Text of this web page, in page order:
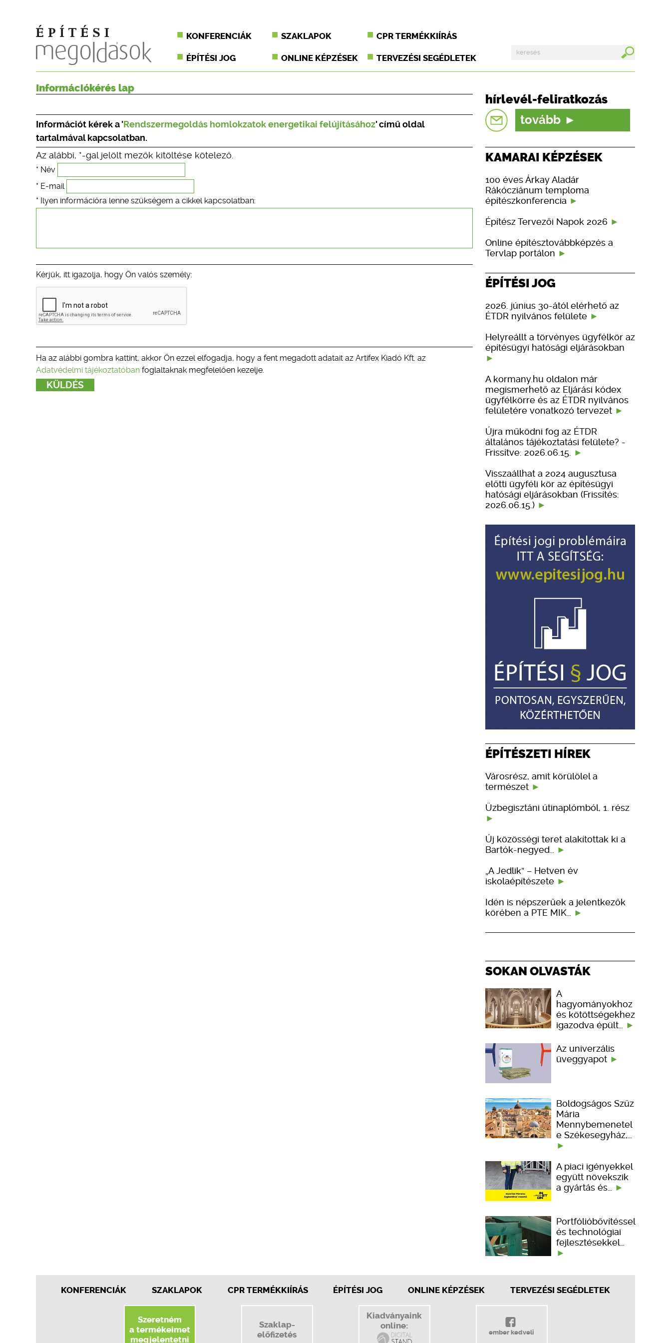
KONFERENCIÁK SZAKLAPOK CPR TERMÉKKIÍRÁS
ÉPÍTÉSI JOG ONLINE KÉPZÉSEK TERVEZÉSI SEGÉDLETEK
Információkérés lap
Információt kérek a 'Rendszermegoldás homlokzatok energetikai felújításához' című oldal
tartalmával kapcsolatban.
Az alábbi, *-gal jelölt mezők kitöltése kötelező.
* Név
* E-mail
* Ilyen információra lenne szükségem a cikkel kapcsolatban:
Kérjük, itt igazolja, hogy Ön valós személy:
Ha az alábbi gombra kattint, akkor Ön ezzel elfogadja, hogy a fent megadott adatait az Artifex Kiadó Kft. az
Adatvédelmi tájékoztatóban foglaltaknak megfelelően kezelje.
hírlevél-feliratkozás
tovább
KAMARAI KÉPZÉSEK
100 éves Árkay Aladár
Rákócziánum temploma
építészkonferencia
Építész Tervezői Napok 2026
Online építésztovábbképzés a
Tervlap portálon
ÉPÍTÉSI JOG
2026. június 30-ától elérhető az
ÉTDR nyilvános felülete
Helyreállt a törvényes ügyfélkör az
építésügyi hatósági eljárásokban
A kormany.hu oldalon már
megismerhető az Eljárási kódex
ügyfélkörre és az ÉTDR nyilvános
felületére vonatkozó tervezet
Újra működni fog az ÉTDR
általános tájékoztatási felülete? -
Frissítve: 2026.06.15.
Visszaállhat a 2024 augusztusa
előtti ügyféli kör az építésügyi
hatósági eljárásokban (Frissítés:
2026.06.15.)
ÉPÍTÉSZETI HÍREK
Városrész, amit körülölel a
természet
Üzbegisztáni útinaplómból, 1. rész
Új közösségi teret alakítottak ki a
Bartók-negyed…
„A Jedlik” – Hetven év
iskolaépítészete
Idén is népszerűek a jelentkezők
körében a PTE MIK…
SOKAN OLVASTÁK
A
hagyományokhoz
és kötöttségekhez
igazodva épült…
Az univerzális
üveggyapot
Boldogságos Szűz
Mária
Mennybemenetel
e Székesegyház,…
A piaci igényekkel
együtt növekszik
a gyártás és…
Portfólióbővítéssel
és technológiai
fejlesztésekkel…
KONFERENCIÁK SZAKLAPOK CPR TERMÉKKIÍRÁS ÉPÍTÉSI JOG ONLINE KÉPZÉSEK TERVEZÉSI SEGÉDLETEK
Szeretném
a termékeimet
megjelentetni
Szaklap-
előfizetés
Kiadványaink
online:
ember kedveli